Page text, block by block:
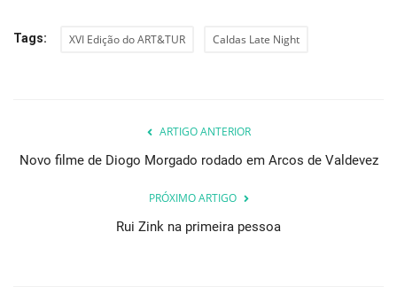
Tags: XVI Edição do ART&TUR Caldas Late Night
ARTIGO ANTERIOR
Novo filme de Diogo Morgado rodado em Arcos de Valdevez
PRÓXIMO ARTIGO
Rui Zink na primeira pessoa